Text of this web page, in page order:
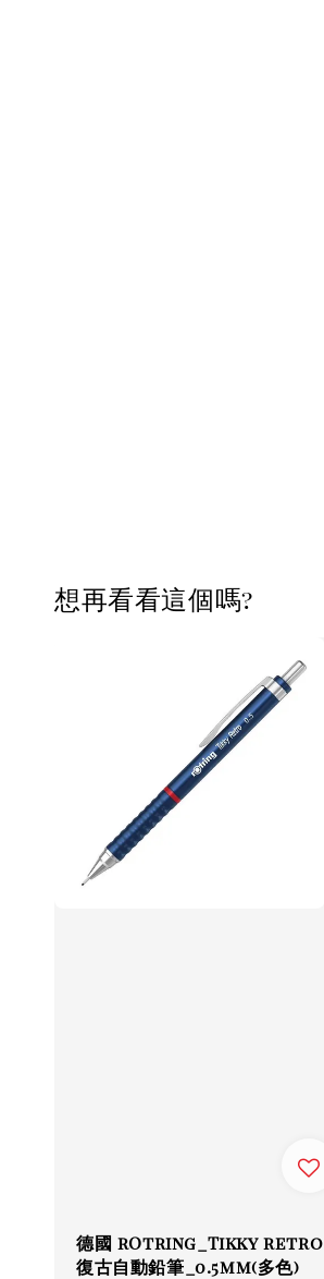
想再看看這個嗎?
德國 rOtring_Tikky retro
復古自動鉛筆_0.5mm(多色)